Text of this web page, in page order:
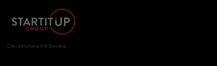
Člen združenia IAB Slovakia